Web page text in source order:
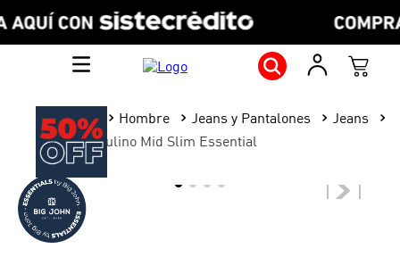
Hombre Jeans y Pantalones
Jeans
Jean Masculino Mid Slim Essential